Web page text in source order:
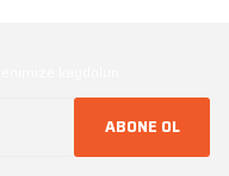
ABONE OL